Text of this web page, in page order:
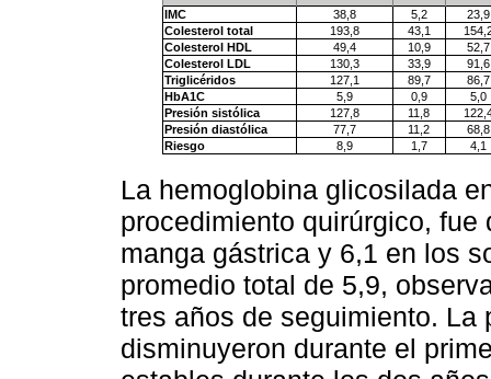
IMC 38,8 5,2
23,9
Colesterol total
193,8 43,1
Colesterol HDL
49,4 10,9
52,7
Colesterol LDL
130,3 33,9
91,6
Triglicéridos
127,1 89,7
86,7
HbA1C
5,9 0,9
5,0
Presión sistólica
127,8 11,8
Presión diastólica
77,7 11,2
68,8
Riesgo
8,9 1,7 4,1
La hemoglobina glicosilada
procedimiento quirúrgico,
manga gástrica y 6,1 en los
promedio total de 5,9,
tres años de seguimiento.
disminuyeron durante el